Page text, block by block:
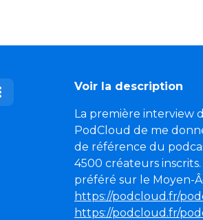
Voir la description
La première interview
PodCloud de me
de référence du
4500 créateurs
préféré sur le Moyen-
https://podcloud.fr/
https://podcloud.fr/